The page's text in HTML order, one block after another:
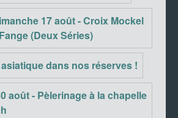
17 août - Croix Mockel
(Deux Séries)
dans nos réserves !
août - Pèlerinage à la chapelle